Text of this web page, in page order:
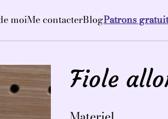
moiMe contacterBlogPatrons
Fiole